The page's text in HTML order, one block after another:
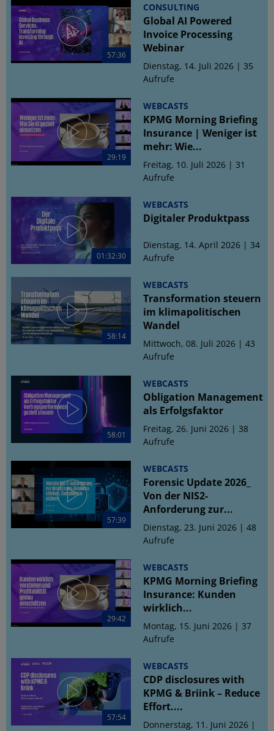
57:36
CONSULTING
Global AI Powered
Invoice Processing
Webinar
Dienstag, 14. Juli 2026 | 35
Aufrufe
29:19
WEBCASTS
KPMG Morning Briefing
Insurance | Weniger ist
mehr: Wie...
Freitag, 10. Juli 2026 | 31
Aufrufe
01:32:30
WEBCASTS
Digitaler Produktpass
Dienstag, 14. April 2026 | 34
Aufrufe
58:14
WEBCASTS
Transformation steuern
im klimapolitischen
Wandel
Mittwoch, 08. Juli 2026 | 43
Aufrufe
58:01
WEBCASTS
Obligation Management
als Erfolgsfaktor
Freitag, 26. Juni 2026 | 38
Aufrufe
57:39
WEBCASTS
Forensic Update 2026_
Von der NIS2-
Anforderung zur...
Dienstag, 23. Juni 2026 | 48
Aufrufe
29:42
WEBCASTS
KPMG Morning Briefing
Insurance: Kunden
wirklich...
Montag, 15. Juni 2026 | 37
Aufrufe
57:54
WEBCASTS
CDP disclosures with
KPMG & Briink – Reduce
Effort....
Donnerstag, 11. Juni 2026 |